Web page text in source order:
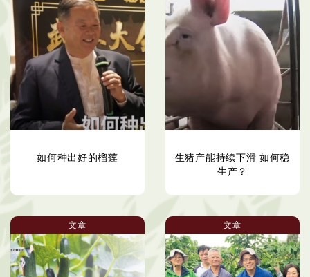
如何种出好的榴莲
生猪产能持续下滑 如何稳
生产？
文章 文章